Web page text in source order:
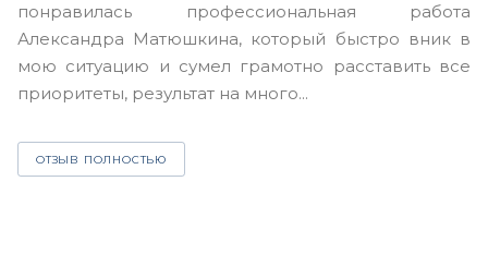
понравилась профессиональная работа
Александра Матюшкина, который быстро вник в
мою ситуацию и сумел грамотно расставить все
приоритеты, результат на много...
ОТЗЫВ ПОЛНОСТЬЮ